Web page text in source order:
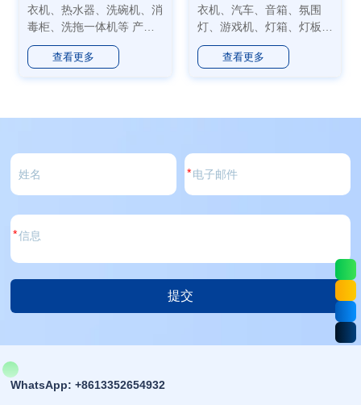
衣机、热水器、洗碗机、消
毒柜、洗拖一体机等 产品
特点 功耗低、寿命长、光
衰小、应用广泛...
查看更多
衣机、汽车、音箱、氛围
灯、游戏机、灯箱、灯板、
家电等 特点 低功耗、长寿
命...
查看更多
*
*
提交
WhatsApp: +8613352654932